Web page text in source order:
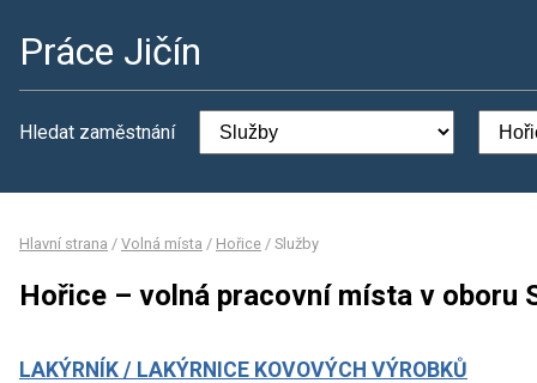
Práce Jičín
Hledat zaměstnání
Hlavní strana / Volná místa / Hořice / Služby
Hořice – volná pracovní místa v oboru
LAKÝRNÍK / LAKÝRNICE KOVOVÝCH VÝROBKŮ